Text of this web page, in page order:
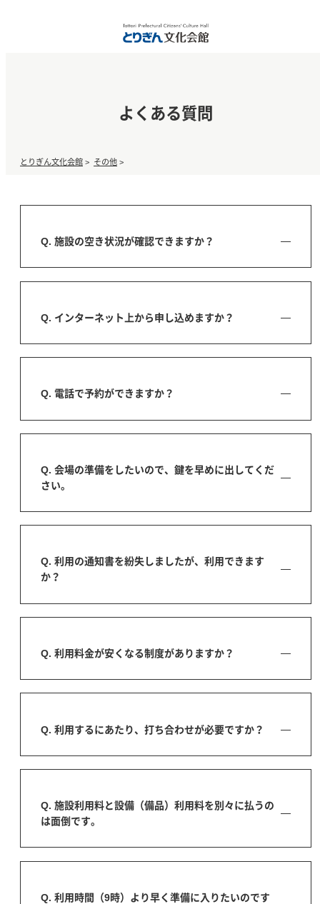
よくある質問
とりぎん文化会館 > その他 >
Q. 施設の空き状況が確認できますか？
Q. インターネット上から申し込めますか？
Q. 電話で予約ができますか？
Q. 会場の準備をしたいので、鍵を早めに出してくだ
さい。
Q. 利用の通知書を紛失しましたが、利用できます
か？
Q. 利用料金が安くなる制度がありますか？
Q. 利用するにあたり、打ち合わせが必要ですか？
Q. 施設利用料と設備（備品）利用料を別々に払うの
は面倒です。
Q. 利用時間（9時）より早く準備に入りたいのです